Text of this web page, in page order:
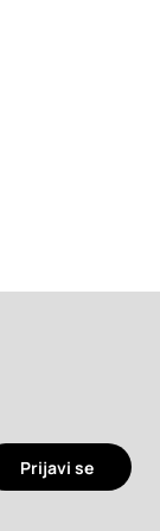
Prijavi se